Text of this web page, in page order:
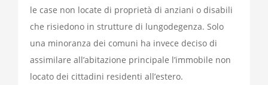
le case non locate di proprietà di anziani o disabili
che risiedono in strutture di lungodegenza. Solo
una minoranza dei comuni ha invece deciso di
assimilare all’abitazione principale l’immobile non
locato dei cittadini residenti all’estero.